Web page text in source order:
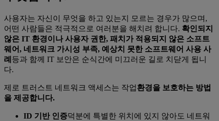
사용자는 자신이 무엇을 하고 있는지 모르는 경우가 많으며,
어떤 사람들은 적극적으로 여러분을 해치려 합니다. 확인되지
않은 IT 환경이나 사용자 권한, 패치가 적용되지 않은 소프트
웨어, 네트워크 가시성 부족, 예상치 못한 소프트웨어 사용 사
례 등과 함께 IT 보안은 순식간에 미끄러운 길로 치닫게 됩니
다.
제로 트러스트 네트워크 액세스는 작업환경을 보호하는 방법
을 제공합니다.
ID 기반 인증덕분에 특별한 위치에 있지 않아도 네트워